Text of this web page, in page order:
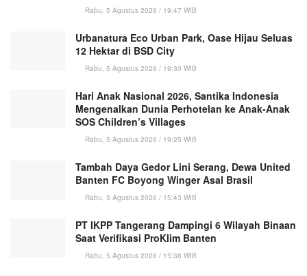
Rabu, 5 Agustus 2026 / 19:47 WIB
Urbanatura Eco Urban Park, Oase Hijau Seluas
12 Hektar di BSD City
Rabu, 5 Agustus 2026 / 19:30 WIB
Hari Anak Nasional 2026, Santika Indonesia
Mengenalkan Dunia Perhotelan ke Anak-Anak
SOS Children’s Villages
Rabu, 5 Agustus 2026 / 19:25 WIB
Tambah Daya Gedor Lini Serang, Dewa United
Banten FC Boyong Winger Asal Brasil
Rabu, 5 Agustus 2026 / 15:43 WIB
PT IKPP Tangerang Dampingi 6 Wilayah Binaan
Saat Verifikasi ProKlim Banten
Rabu, 5 Agustus 2026 / 15:38 WIB